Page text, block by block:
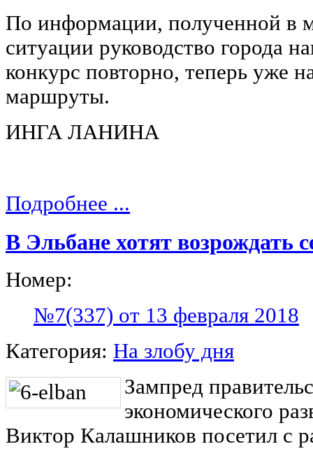
По информации, полученной в
ситуации руководство города
конкурс повторно, теперь уже
маршруты.
ИНГА ЛАНИНА
Подробнее ...
В Эльбане хотят возрождать
Номер:
№7(337) от 13 февраля 2018
Категория: На злобу дня
Зампред
экономического
Виктор Калашников посетил с